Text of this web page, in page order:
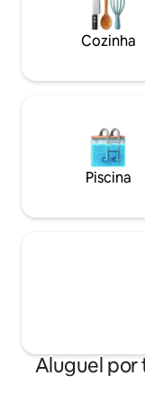
relaxar,
natureza com estilo.
Cozinha
Piscina
Aluguel por